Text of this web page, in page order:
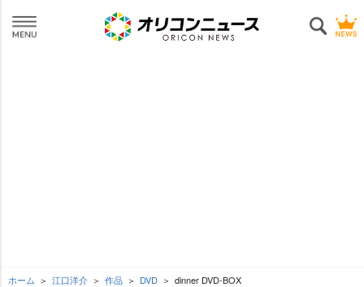
ホーム 江口洋介 作品 DVD dinner DVD-BOX